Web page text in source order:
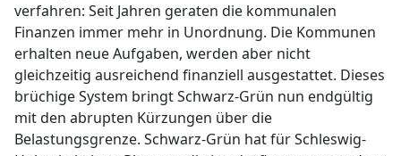
verfahren: Seit Jahren geraten die kommunalen
Finanzen immer mehr in Unordnung. Die Kommunen
erhalten neue Aufgaben, werden aber nicht
gleichzeitig ausreichend finanziell ausgestattet. Dieses
brüchige System bringt Schwarz-Grün nun endgültig
mit den abrupten Kürzungen über die
Belastungsgrenze. Schwarz-Grün hat für Schleswig-